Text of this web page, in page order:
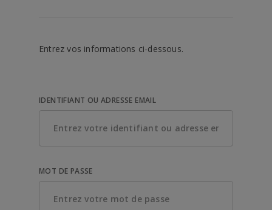
Entrez vos informations ci-dessous.
IDENTIFIANT OU ADRESSE EMAIL
MOT DE PASSE